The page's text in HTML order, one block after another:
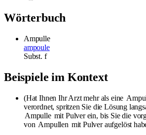
Wörterbuch
Ampulle
ampoule
Subst. f
Beispiele im Kontext
(Hat Ihnen Ihr Arzt mehr als eine
verordnet, spritzen Sie die Lösung
Ampulle mit Pulver ein, bis Sie die
von Ampullen mit Pulver aufgelöst